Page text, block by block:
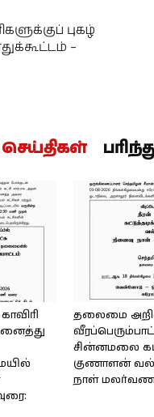
புகழ்
–
தலைமை
சின்னமலை
குணாளன்
நாள்